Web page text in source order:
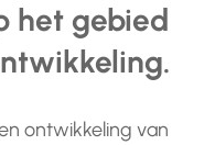
het gebied
ontwikkeling van